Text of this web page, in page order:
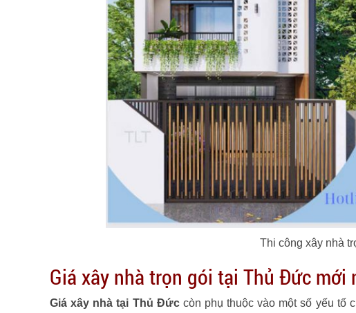
Thi công xây nhà
Giá xây nhà trọn gói tại Thủ Đức mới
Giá xây nhà tại Thủ Đứccòn phụ thuộc vào một số yếu tố